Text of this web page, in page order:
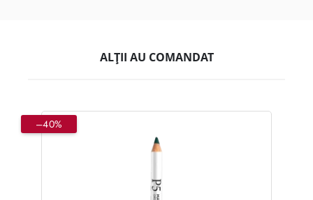
ALȚII AU COMANDAT
–40%